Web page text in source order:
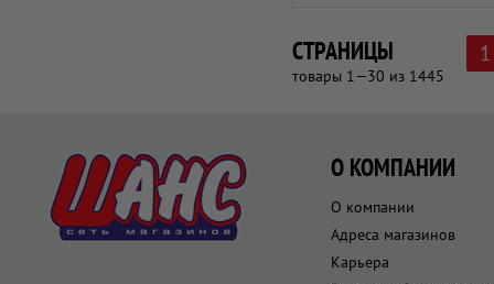
СТРАНИЦЫ
товары 1—30 из 1445
1
О КОМПАНИИ
О компании
Адреса магазинов
Карьера